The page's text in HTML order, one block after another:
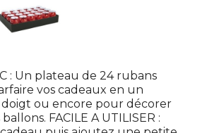
: Un plateau de 24 rubans
vos cadeaux en un
ou encore pour décorer
FACILE A UTILISER :